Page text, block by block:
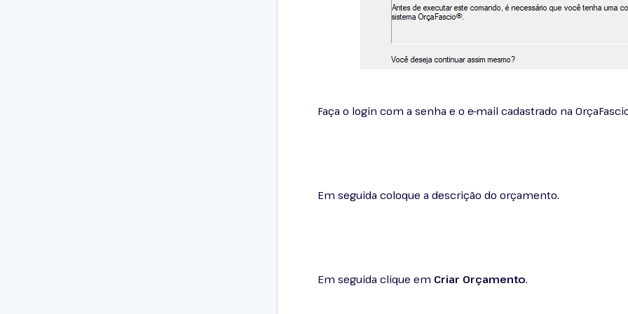
Faça o login com a senha e o e-mail cadastrado na
Em seguida coloque a descrição do orçamento.
Em seguida clique em Criar Orçamento.